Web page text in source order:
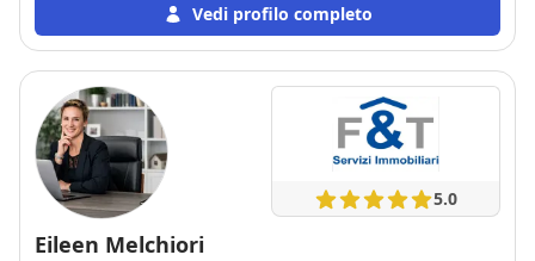
Vedi profilo completo
5.0
Eileen Melchiori